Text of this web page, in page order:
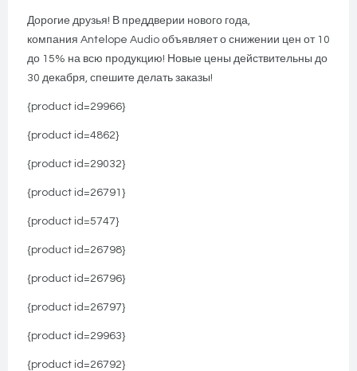
Дорогие друзья! В преддверии нового года,
компания Antelope Audio объявляет о снижении цен от 10
до 15% на всю продукцию! Новые цены действительны до
30 декабря, спешите делать заказы!
{product id=29966}
{product id=4862}
{product id=29032}
{product id=26791}
{product id=5747}
{product id=26798}
{product id=26796}
{product id=26797}
{product id=29963}
{product id=26792}